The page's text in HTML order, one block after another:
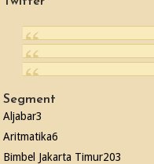
Segment
Aljabar3
Aritmatika6
Bimbel Jakarta Timur203